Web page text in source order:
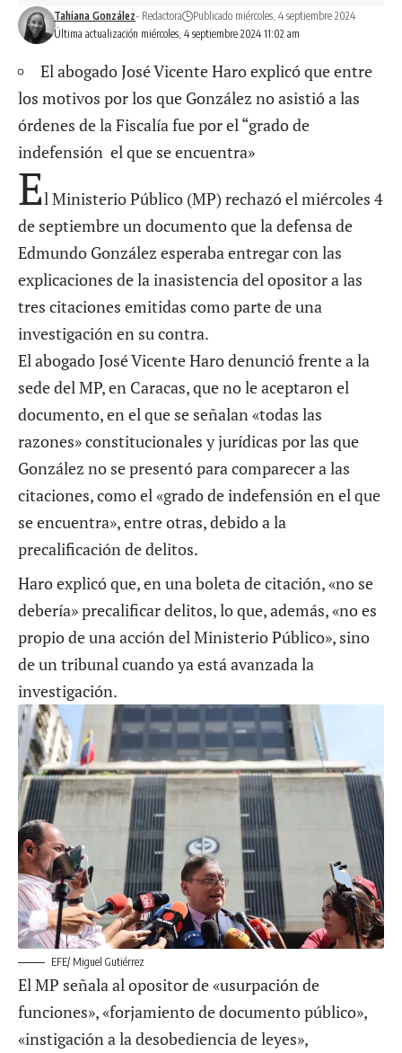
Última actualización miércoles, 4 septiembre 2024 11:02 am
Tahiana González- Redactora Publicado miércoles, 4 septiembre 2024
El abogado José Vicente Haro explicó que entre
los motivos por los que González no asistió a las
órdenes de la Fiscalía fue por el “grado de
indefensión el que se encuentra»
El Ministerio Público (MP) rechazó el miércoles 4
de septiembre un documento que la defensa de
Edmundo González esperaba entregar con las
explicaciones de la inasistencia del opositor a las
tres citaciones emitidas como parte de una
investigación en su contra.
El abogado José Vicente Haro denunció frente a la
sede del MP, en Caracas, que no le aceptaron el
documento, en el que se señalan «todas las
razones» constitucionales y jurídicas por las que
González no se presentó para comparecer a las
citaciones, como el «grado de indefensión en el que
se encuentra», entre otras, debido a la
precalificación de delitos.
Haro explicó que, en una boleta de citación, «no se
debería» precalificar delitos, lo que, además, «no es
propio de una acción del Ministerio Público», sino
de un tribunal cuando ya está avanzada la
investigación.
EFE/ Miguel Gutiérrez
El MP señala al opositor de «usurpación de
funciones», «forjamiento de documento público»,
«instigación a la desobediencia de leyes»,